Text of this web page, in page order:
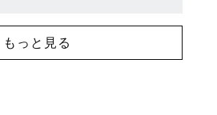
もっと見る